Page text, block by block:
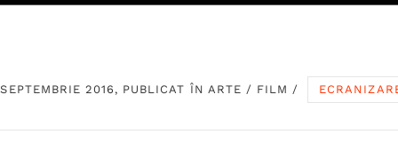
2016, PUBLICAT ÎN ARTE / FILM /